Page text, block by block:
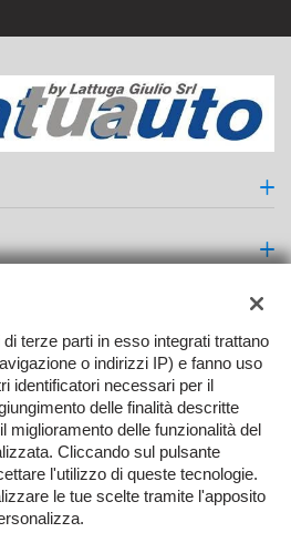
TORNA IN CIMA
Srl - P.IVA 00556340396 -Leggi
Policy
terze parti in esso integrati trattano
o indirizzi IP) e fanno uso
identificatori necessari per il
delle finalità descritte
miglioramento delle funzionalità del
Cliccando sul pulsante
l'utilizzo di queste tecnologie.
le tue scelte tramite l'apposito